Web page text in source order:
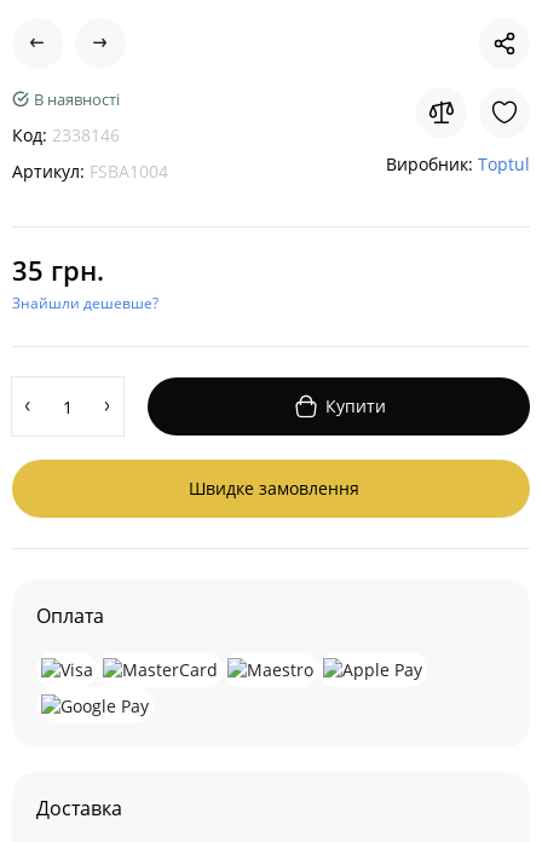
В наявності
Код: 2338146
Артикул: FSBA1004 Виробник: Toptul
35 грн.
Знайшли дешевше?
Купити
Швидке замовлення
Оплата
Доставка